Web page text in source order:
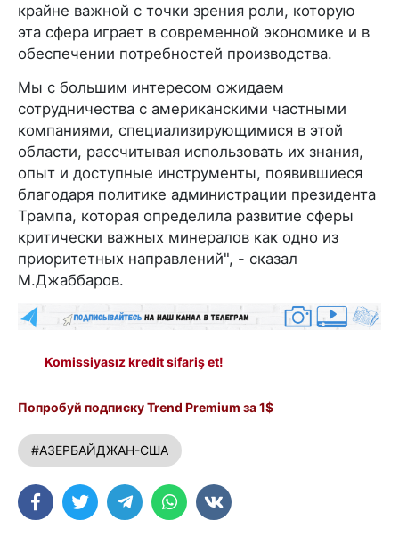
крайне важной с точки зрения роли, которую
эта сфера играет в современной экономике и в
обеспечении потребностей производства.
Мы с большим интересом ожидаем
сотрудничества с американскими частными
компаниями, специализирующимися в этой
области, рассчитывая использовать их знания,
опыт и доступные инструменты, появившиеся
благодаря политике администрации президента
Трампа, которая определила развитие сферы
критически важных минералов как одно из
приоритетных направлений", - сказал
М.Джаббаров.
Komissiyasız kredit sifariş et!
Попробуй подписку Trend Premium за 1$
#АЗЕРБАЙДЖАН-США